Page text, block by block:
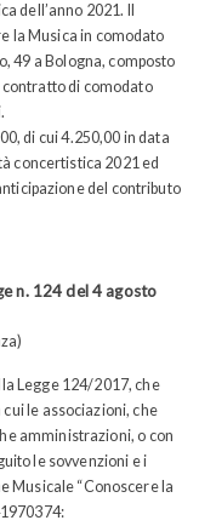
dell’anno 2021. Il
la Musica in comodato
49 a Bologna, composto
contratto di comodato
di cui 4.250,00 in data
concertistica 2021 ed
del contributo
n. 124 del 4 agosto
Legge 124/2017, che
le associazioni, che
amministrazioni, o con
le sovvenzioni e i
Musicale “Conoscere la